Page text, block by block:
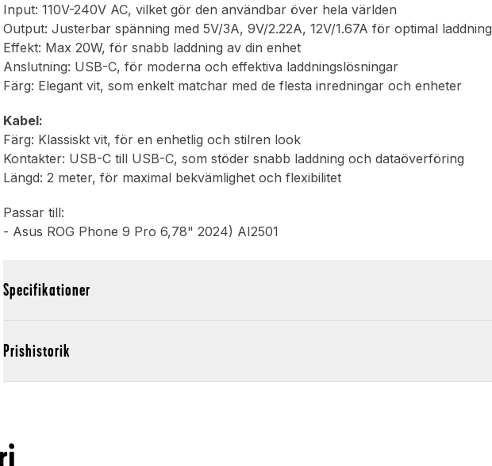
Input: 110V-240V AC, vilket gör den användbar över hela världen
Output: Justerbar spänning med 5V/3A, 9V/2.22A, 12V/1.67A för optimal laddning
Effekt: Max 20W, för snabb laddning av din enhet
Anslutning: USB-C, för moderna och effektiva laddningslösningar
Färg: Elegant vit, som enkelt matchar med de flesta inredningar och enheter
Kabel:
Färg: Klassiskt vit, för en enhetlig och stilren look
Kontakter: USB-C till USB-C, som stöder snabb laddning och dataöverföring
Längd: 2 meter, för maximal bekvämlighet och flexibilitet
Passar till:
- Asus ROG Phone 9 Pro 6,78" 2024) AI2501
Specifikationer
Prishistorik